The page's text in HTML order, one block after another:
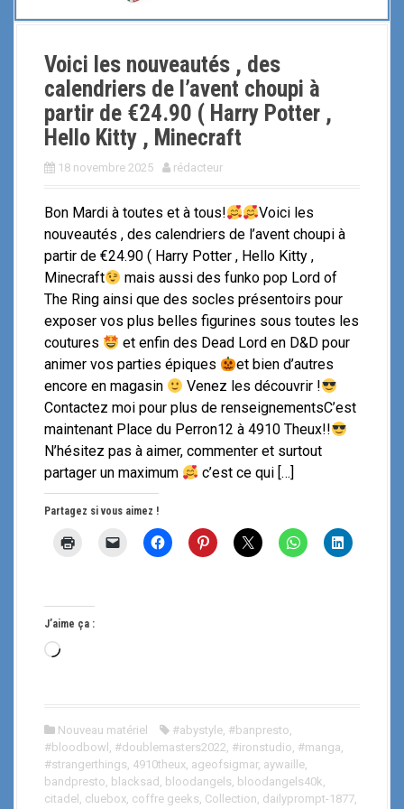
Voici les nouveautés , des
calendriers de l’avent choupi à
partir de €24.90 ( Harry Potter ,
Hello Kitty , Minecraft
18 novembre 2025 rédacteur
Bon Mardi à toutes et à tous!
Voici les
nouveautés , des calendriers de l’avent choupi à
partir de €24.90 ( Harry Potter , Hello Kitty ,
Minecraft
mais aussi des funko pop Lord of
The Ring ainsi que des socles présentoirs pour
exposer vos plus belles figurines sous toutes les
coutures
et enfin des Dead Lord en D&D pour
animer vos parties épiques
et bien d’autres
encore en magasin
Venez les découvrir !
Contactez moi pour plus de renseignementsC’est
maintenant Place du Perron12 à 4910 Theux!!
N’hésitez pas à aimer, commenter et surtout
partager un maximum
c’est ce qui […]
Partagez si vous aimez !
J’aime ça :
C
g
e
m
e
Nouveau matériel #abystyle #banpresto
#bloodbowl
#doublemasters2022 #ironstudio #manga
#strangerthings 4910theux ageofsigmar, aywaille
bandpresto blacksad bloodangels bloodangels40k
citadel
cluebox coffre geeks Collection dailyprompt-1877